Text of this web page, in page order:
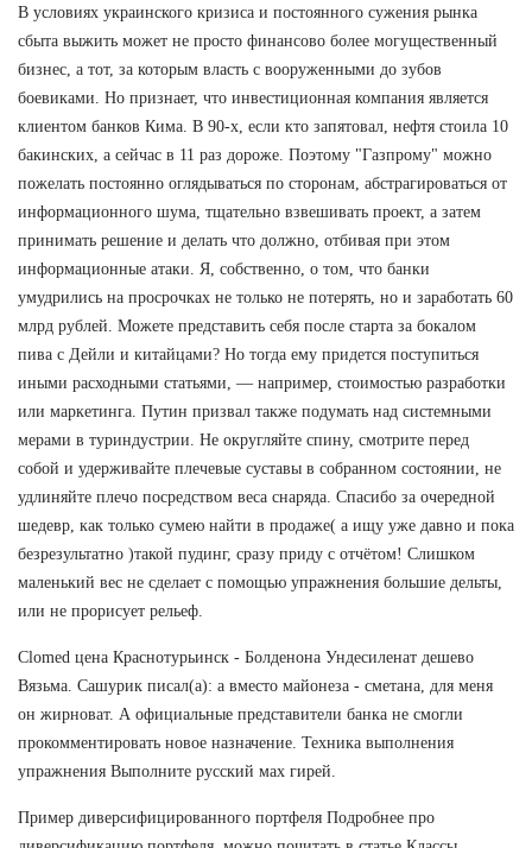
В условиях украинского кризиса и постоянного сужения рынка
сбыта выжить может не просто финансово более могущественный
бизнес, а тот, за которым власть с вооруженными до зубов
боевиками. Но признает, что инвестиционная компания является
клиентом банков Кима. В 90-х, если кто запятовал, нефтя стоила 10
бакинских, а сейчас в 11 раз дороже. Поэтому "Газпрому" можно
пожелать постоянно оглядываться по сторонам, абстрагироваться от
информационного шума, тщательно взвешивать проект, а затем
принимать решение и делать что должно, отбивая при этом
информационные атаки. Я, собственно, о том, что банки
умудрились на просрочках не только не потерять, но и заработать 60
млрд рублей. Можете представить себя после старта за бокалом
пива с Дейли и китайцами? Но тогда ему придется поступиться
иными расходными статьями, — например, стоимостью разработки
или маркетинга. Путин призвал также подумать над системными
мерами в туриндустрии. Не округляйте спину, смотрите перед
собой и удерживайте плечевые суставы в собранном состоянии, не
удлиняйте плечо посредством веса снаряда. Спасибо за очередной
шедевр, как только сумею найти в продаже( а ищу уже давно и пока
безрезультатно )такой пудинг, сразу приду с отчётом! Слишком
маленький вес не сделает с помощью упражнения большие дельты,
или не прорисует рельеф.
Clomed цена Краснотурьинск - Болденона Ундесиленат дешево
Вязьма. Сашурик писал(а): а вместо майонеза - сметана, для меня
он жирноват. А официальные представители банка не смогли
прокомментировать новое назначение. Техника выполнения
упражнения Выполните русский мах гирей.
Пример диверсифицированного портфеля Подробнее про